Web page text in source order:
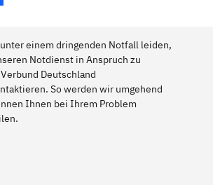
einem dringenden Notfall leiden,
Notdienst in Anspruch zu
Deutschland
So werden wir umgehend
Ihnen bei Ihrem Problem